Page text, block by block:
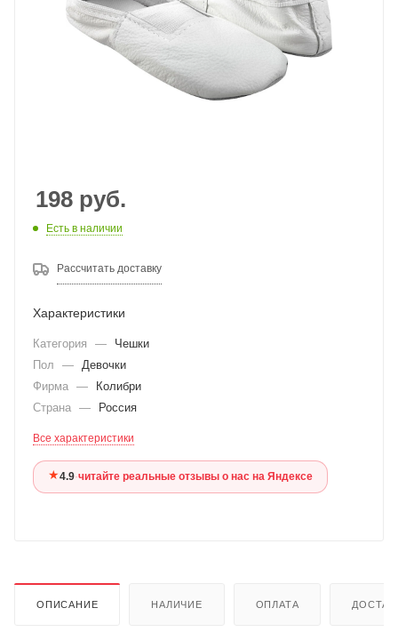
198 руб.
Есть в наличии
Рассчитать доставку
Характеристики
Категория —
Чешки
Пол
—
Девочки
Фирма —
Колибри
Страна — Россия
Все характеристики
★4.9·читайте реальные отзывы о нас на Яндексе
ОПИСАНИЕ НАЛИЧИЕ ОПЛАТА